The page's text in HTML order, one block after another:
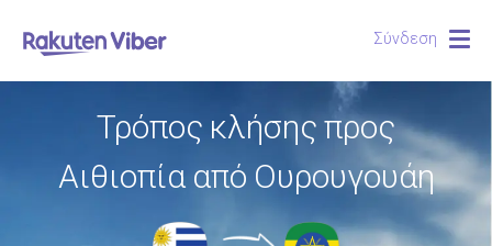
Σύνδεση
Τρόπος κλήσης προς
Αιθιοπία από Ουρουγουάη